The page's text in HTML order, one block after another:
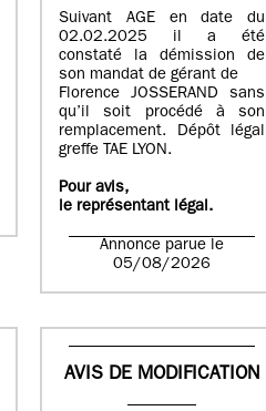
Suivant AGE en date du
02.02.2025 il a été
constaté la démission de
son mandat de gérant de
Florence JOSSERAND sans
qu’il soit procédé à son
remplacement. Dépôt légal
greffe TAE LYON.
Pour avis,
le représentant légal.
Annonce parue le
05/08/2026
AVIS DE MODIFICATION